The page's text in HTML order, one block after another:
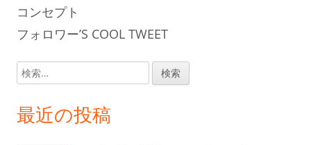
コンセプト
フォロワー’S COOL TWEET
検
索:
最近の投稿